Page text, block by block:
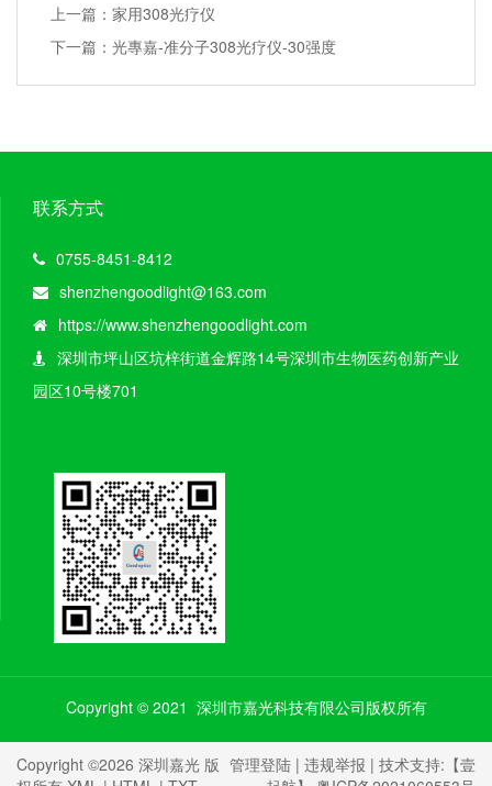
上一篇： 家用308光疗仪
下一篇： 光專嘉-准分子308光疗仪-30强度
联系方式
0755-8451-8412
shenzhengoodlight@163.com
https://www.shenzhengoodlight.com
深圳市坪山区坑梓街道金辉路14号深圳市生物医药创新产业
园区10号楼701
Copyright © 2021 深圳市嘉光科技有限公司版权所有
Copyright ©2026 深圳嘉光 版 管理登陆 | 违规举报 | 技术支持: 【壹